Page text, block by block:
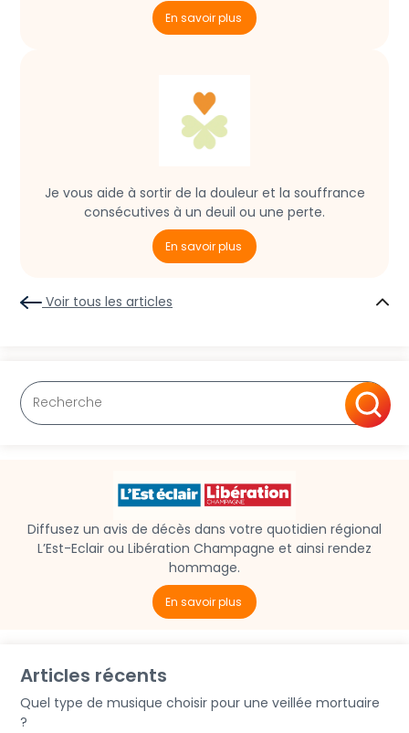
En savoir plus
Je vous aide à sortir de la douleur et la souffrance
consécutives à un deuil ou une perte.
En savoir plus
Voir tous les articles
Diffusez un avis de décès dans votre quotidien régional
L’Est-Eclair ou Libération Champagne et ainsi rendez
hommage.
En savoir plus
Articles récents
Quel type de musique choisir pour une veillée mortuaire
?